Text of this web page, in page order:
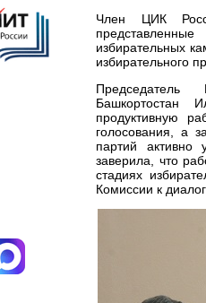
Член ЦИК
избирательных
избирательного
Председатель
Башкортостан
продуктивную
голосования, а
партий активно
заверила, что
стадиях
Комиссии к